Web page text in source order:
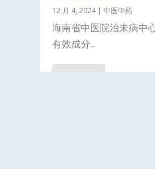
12 月 4, 2024|中医中药
海南省中医院治未病中
有效成分...